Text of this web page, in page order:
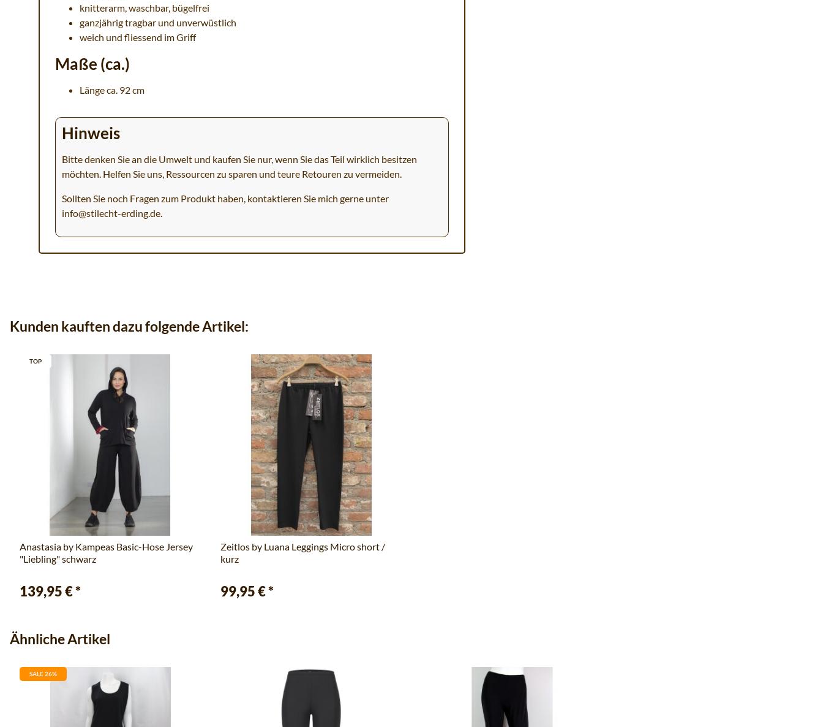
knitterarm, waschbar, bügelfrei
ganzjährig tragbar und unverwüstlich
weich und fliessend im Griff
Maße (ca.)
Länge ca. 92 cm
Hinweis
Bitte denken Sie an die Umwelt und kaufen Sie nur, wenn Sie das Teil wirklich besitzen
möchten. Helfen Sie uns, Ressourcen zu sparen und teure Retouren zu vermeiden.
Sollten Sie noch Fragen zum Produkt haben, kontaktieren Sie mich gerne unter
info@stilecht-erding.de.
Kunden kauften dazu folgende Artikel:
TOP
Anastasia by Kampeas Basic-Hose Jersey
"Liebling" schwarz
139,95 €*
Zeitlos by Luana Leggings Micro short /
kurz
99,95 €*
Ähnliche Artikel
SALE 26%